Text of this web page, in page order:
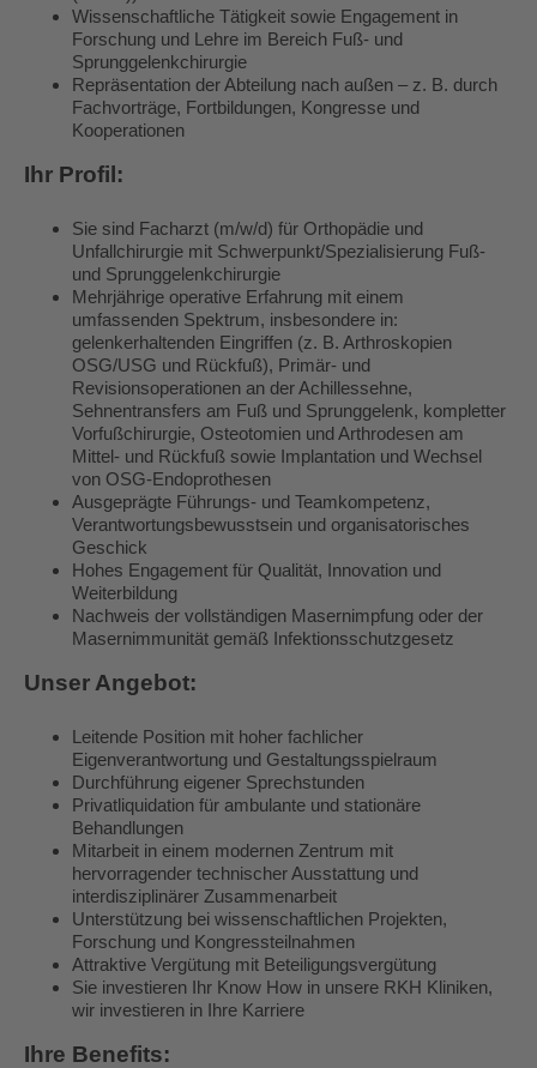
Wissenschaftliche Tätigkeit sowie Engagement in
Forschung und Lehre im Bereich Fuß- und
Sprunggelenkchirurgie
Repräsentation der Abteilung nach außen – z. B. durch
Fachvorträge, Fortbildungen, Kongresse und
Kooperationen
Ihr Profil:
Sie sind Facharzt (m/w/d) für Orthopädie und
Unfallchirurgie mit Schwerpunkt/Spezialisierung Fuß-
und Sprunggelenkchirurgie
Mehrjährige operative Erfahrung mit einem
umfassenden Spektrum, insbesondere in:
gelenkerhaltenden Eingriffen (z. B. Arthroskopien
OSG/USG und Rückfuß), Primär- und
Revisionsoperationen an der Achillessehne,
Sehnentransfers am Fuß und Sprunggelenk, kompletter
Vorfußchirurgie, Osteotomien und Arthrodesen am
Mittel- und Rückfuß sowie Implantation und Wechsel
von OSG-Endoprothesen
Ausgeprägte Führungs- und Teamkompetenz,
Verantwortungsbewusstsein und organisatorisches
Geschick
Hohes Engagement für Qualität, Innovation und
Weiterbildung
Nachweis der vollständigen Masernimpfung oder der
Masernimmunität gemäß Infektionsschutzgesetz
Unser Angebot:
Leitende Position mit hoher fachlicher
Eigenverantwortung und Gestaltungsspielraum
Durchführung eigener Sprechstunden
Privatliquidation für ambulante und stationäre
Behandlungen
Mitarbeit in einem modernen Zentrum mit
hervorragender technischer Ausstattung und
interdisziplinärer Zusammenarbeit
Unterstützung bei wissenschaftlichen Projekten,
Forschung und Kongressteilnahmen
Attraktive Vergütung mit Beteiligungsvergütung
Sie investieren Ihr Know How in unsere RKH Kliniken,
wir investieren in Ihre Karriere
Ihre Benefits: